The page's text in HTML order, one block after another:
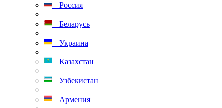
Россия
Беларусь
Украина
Казахстан
Узбекистан
Армения